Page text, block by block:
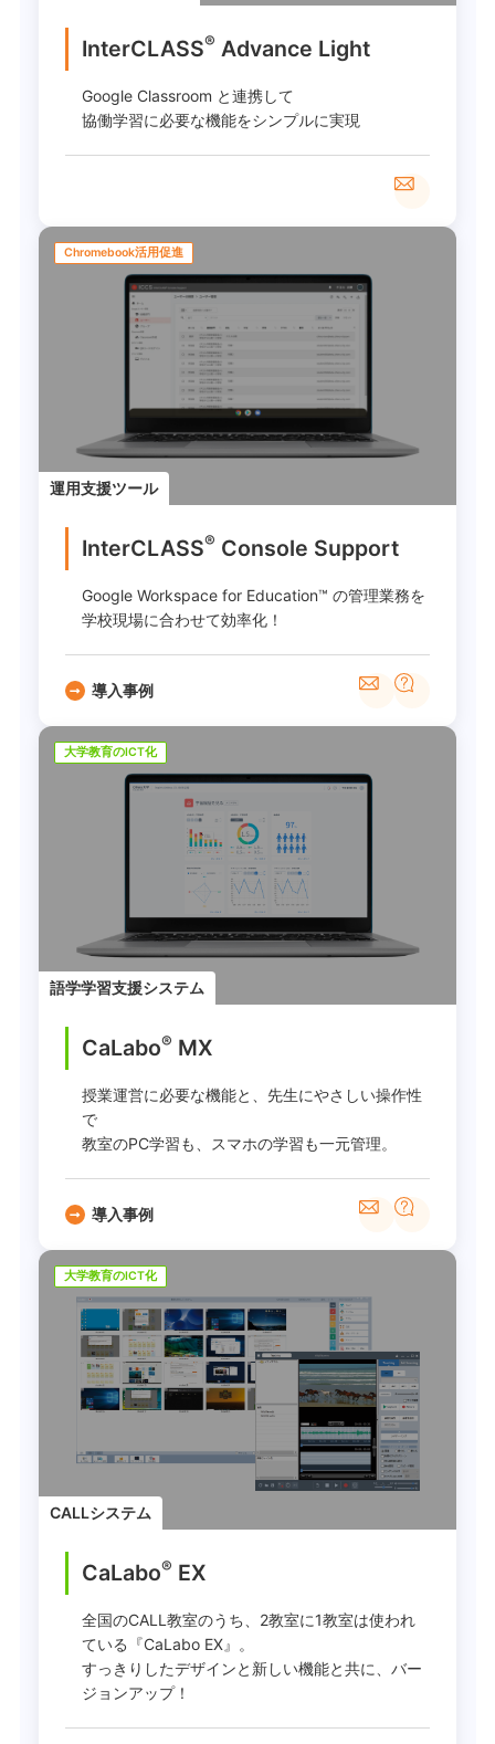
InterCLASS® ︎ Advance Light
Google Classroom と連携して
協働学習に必要な機能をシンプルに実現
Chromebook活用促進
運用支援ツール
InterCLASS® ︎ Console Support
Google Workspace for Education™ の管理業務を
学校現場に合わせて効率化！
導入事例
大学教育のICT化
語学学習支援システム
CaLabo® MX
授業運営に必要な機能と、先生にやさしい操作性
で
教室のPC学習も、スマホの学習も一元管理。
導入事例
大学教育のICT化
CALLシステム
CaLabo® EX
全国のCALL教室のうち、2教室に1教室は使われ
ている『CaLabo EX』。
すっきりしたデザインと新しい機能と共に、バー
ジョンアップ！